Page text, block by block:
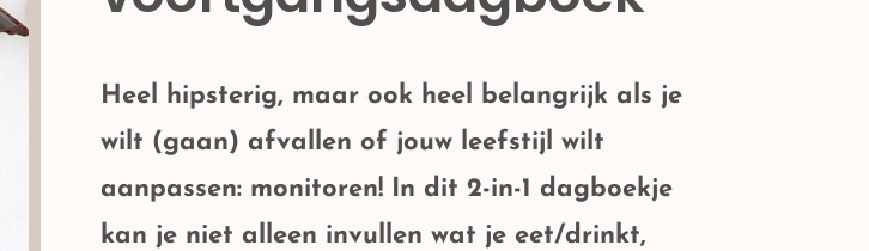
Heel hipsterig, maar ook heel belangrijkals je
wilt (gaan) afvallen of jouw leefstijl wilt
aanpassen: monitoren! In dit 2-in-1 dagboekje
kan je niet alleen invullen wat je eet/drinkt,